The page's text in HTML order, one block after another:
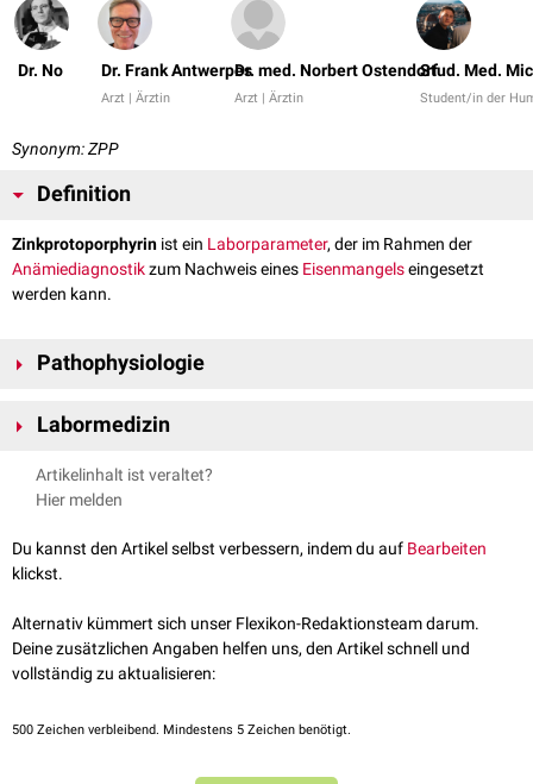
Dr. No Dr. Frank Antwerpes
Arzt | Ärztin
Dr. med. Norbert Ostendorf
Arzt | Ärztin
Stud. Med.
Student/in der
Synonym: ZPP
Definition
Zinkprotoporphyrin ist ein Laborparameter, der im Rahmen der
Anämiediagnostikzum Nachweis eines Eisenmangelseingesetzt
werden kann.
Pathophysiologie
ersatzweisen Einbau von
Eisenmangelanämie kommt es daher zu einem kontinuierlichen Anstieg
der Zinkprotoporphyrin-Konzentration in den
den Einbau von Eisenionen insHäm-Gerüst katalysiert. Deswegen ist bei
Bleivergiftungen
Labormedizin
Zinkprotoporphyrin weist eine stärkere
Protoporphyrin, das
Zinkprotoporphyrin-Gehalts im
Vollblut
, die zur indirekten
Quantifizierung
eines Eisendefizits genutzt werden kann.
Artikelinhalt ist veraltet?
Hier melden
Du kannst den Artikel selbst verbessern, indem du auf Bearbeiten
klickst.
Alternativ kümmert sich unser Flexikon-Redaktionsteam darum.
Deine zusätzlichen Angaben helfen uns, den Artikel schnell und
vollständig zu aktualisieren:
500 Zeichen verbleibend. Mindestens 5 Zeichen benötigt.